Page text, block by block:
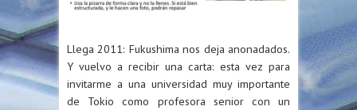
Llega 2011: Fukushima nos deja anonadados.
Y vuelvo a recibir una carta: esta vez para
invitarme a una universidad muy importante
de Tokio como profesora senior con un